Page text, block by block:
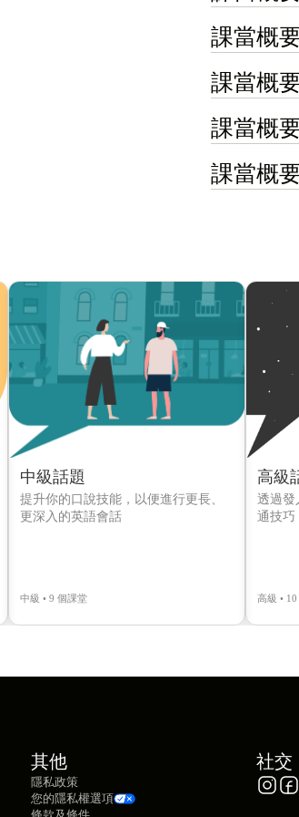
課當概
課當概
課當概
課當概
中級話題
提升你的口說技能，以便進行更長、
更深入的英語會話
中級 • 9 個課堂
高級
透過發
通技巧
高級 •
其他
隱私政策
您的隱私權選項
社交